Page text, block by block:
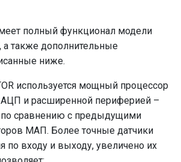
полный функционал модели
а также дополнительные
ниже.
используется мощный процессор
и расширенной периферией –
по сравнению с предыдущими
МАП. Более точные датчики
по входу и выходу, увеличено их